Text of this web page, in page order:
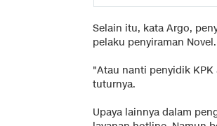
Selain itu, kata Argo,
pelaku penyiraman Novel.
"Atau nanti penyidik
tuturnya.
Upaya lainnya dalam